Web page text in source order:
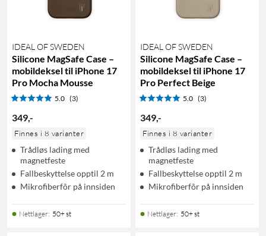
IDEAL OF SWEDEN
Silicone MagSafe Case –
mobildeksel til iPhone 17
Pro Mocha Mousse
5.0 (3)
349,-
Finnes i 8 varianter
Trådløs lading med
magnetfeste
Fallbeskyttelse opptil 2 m
Mikrofiberfôr på innsiden
Nettlager: 50+ st
IDEAL OF SWEDEN
Silicone MagSafe Case –
mobildeksel til iPhone 17
Pro Perfect Beige
5.0 (3)
349,-
Finnes i 8 varianter
Trådløs lading med
magnetfeste
Fallbeskyttelse opptil 2 m
Mikrofiberfôr på innsiden
Nettlager: 50+ st